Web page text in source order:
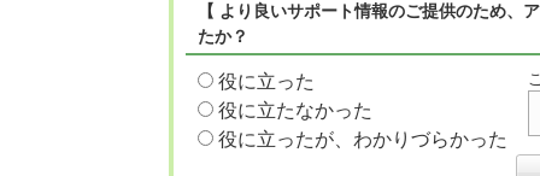
【 より良いサポート情報のご提供のため
たか？
役に立った
役に立たなかった
役に立ったが、わかりづらかった